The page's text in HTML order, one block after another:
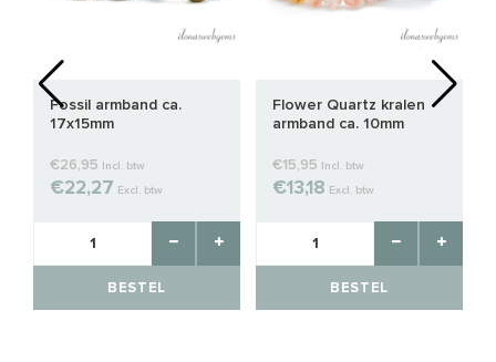
Fossil armband ca.
17x15mm
€26,95 Incl. btw
€22,27 Excl. btw
BESTEL
Flower Quartz kralen
armband ca. 10mm
€15,95 Incl. btw
€13,18 Excl. btw
BESTEL